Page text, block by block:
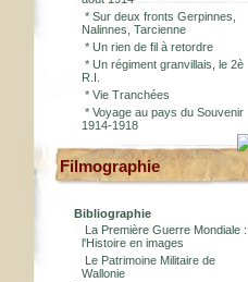
* Sur deux fronts Gerpinnes,
Nalinnes, Tarcienne
* Un rien de fil à retordre
* Un régiment granvillais, le 2è
R.I.
* Vie Tranchées
* Voyage au pays du Souvenir
1914-1918
Filmographie
Bibliographie
La Première Guerre Mondiale :
l'Histoire en images
Le Patrimoine Militaire de
Wallonie